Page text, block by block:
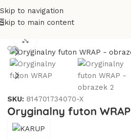
Skip to navigation
Skip to main content
SKU: 814701734070-X
Oryginalny futon WRAP